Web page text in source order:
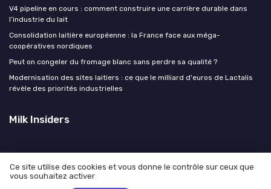
V4 pipeline en cours : comment construire une carrière durable dans
l’industrie du lait
Consolidation laitière européenne : la France face aux méga-
coopératives nordiques
Peut on congeler du fromage blanc sans perdre sa qualité ?
Modernisation des sites laitiers : ce que le milliard d'euros de Lactalis
révèle des priorités industrielles
Milk Insiders
Mentions légales
Ce site utilise des cookies et vous donne le contrôle sur ceux que
vous souhaitez activer